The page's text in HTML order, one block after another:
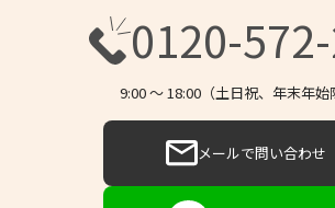
0120-
9:00 〜 18:00（土日祝、年末年始
メールで問い合わせ